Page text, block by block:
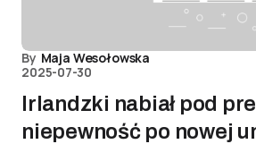
By Maja Wesołowska
2025-07-30
Irlandzki nabiał pod
niepewność po nowej